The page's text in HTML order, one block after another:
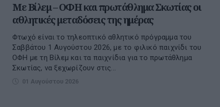
Με Βίλεμ – ΟΦΗ και πρωτάθλημα Σκωτίας οι
αθλητικές μεταδόσεις της ημέρας
Φτωχό είναι το τηλεοπτικό αθλητικό πρόγραμμα του
Σαββάτου 1 Αυγούστου 2026, με το φιλικό παιχνίδι του
ΟΦΗ με τη Βίλεμ και τα παιχνίδια για το πρωτάθλημα
Σκωτίας, να ξεχωρίζουν στις...
01 Αυγούστου 2026